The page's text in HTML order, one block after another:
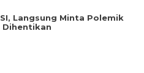
Langsung Minta Polemik
Dihentikan